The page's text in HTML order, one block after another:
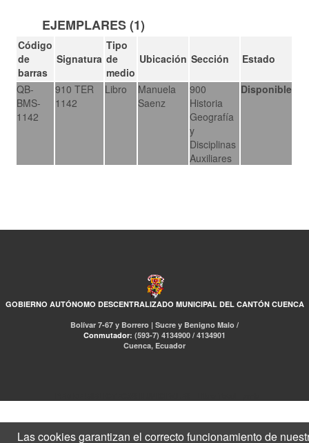
EJEMPLARES (1)
Código
de
barras
Signatura
Tipo
de
medio
Ubicación Sección Estado
QB-
BMS-
1142
910 TER
1142
Libro
Manuela
Saenz
900
Historia
Geografía
y
Disciplinas
Auxiliares
Disponible
GOBIERNO AUTÓNOMO DESCENTRALIZADO MUNICIPAL DEL CANTÓN CUENCA
Bolívar 7-67 y Borrero | Sucre y Benigno Malo /
Conmutador: (593-7) 4134900 / 4134901
Cuenca, Ecuador
Las cookies garantizan el correcto funcionamiento de